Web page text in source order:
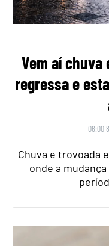
Vem aí
regressa e
06:00
Chuva e trovoada
onde a